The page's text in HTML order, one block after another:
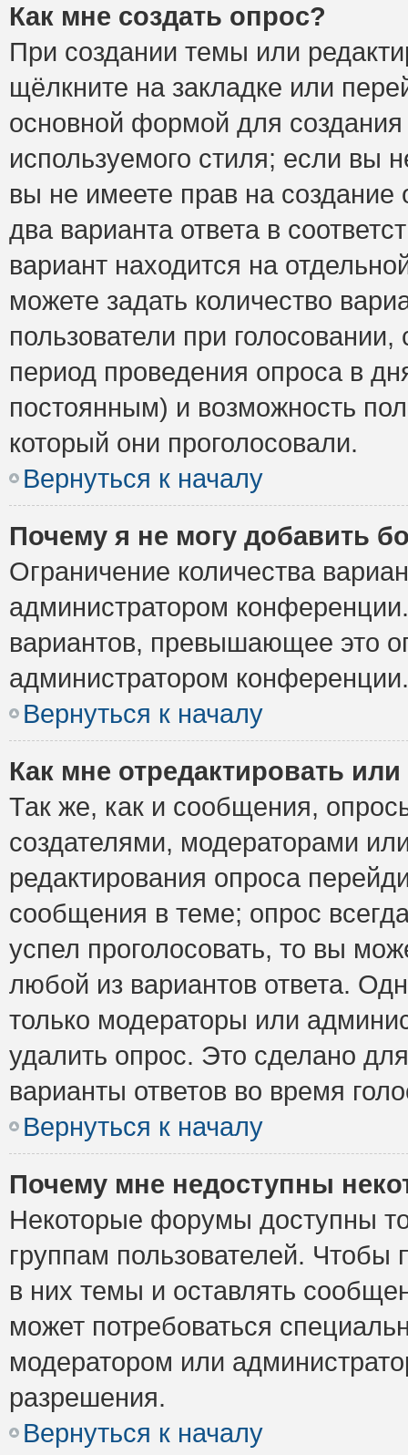
Как мне создать опрос?
При создании темы или
щёлкните на закладке или
основной формой для
используемого стиля; если вы
вы не имеете прав на
два варианта ответа в
вариант находится на
можете задать количество
пользователи при
период проведения опроса в
постоянным) и возможность
который они проголосовали.
Вернуться к началу
Почему я не могу добавить
Ограничение количества
администратором
вариантов, превышающее это
администратором конференции.
Вернуться к началу
Как мне отредактировать
Так же, как и сообщения,
создателями, модераторами
редактирования опроса
сообщения в теме; опрос
успел проголосовать, то вы
любой из вариантов ответа.
только модераторы или
удалить опрос. Это сделано
варианты ответов во время
Вернуться к началу
Почему мне недоступны
Некоторые форумы доступны
группам пользователей. Чтобы
в них темы и оставлять
может потребоваться
модератором или
разрешения.
Вернуться к началу